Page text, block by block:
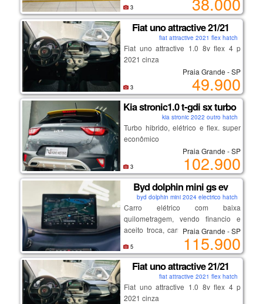
- aproveitando cada viagem com
conforto e tecnologia de ponta.
*atenção!*: o land rover evoque se
2.0 diesel 2018 é um suv altamente
desejado e não ficará disponível por
muito tempo. se você está pronto
para elevar sua experiência ao
volante, essa é a sua chance!
📩 *entre em contato agora mesmo!*
venha conhecer pessoalmente este
incrível land rover evoque e
descubra como ele pode
transformar suas viagens em
momentos extraordinários. não
deixe essa oportunidade escapar,
porque as melhores experiências
estão a um giro de chave de
distância!
🌟 *land rover evoque se 2.0 diesel
2018 – o suv que combina
sofisticação e aventura!* 🌟
lataria.
• não aceito troca nem
financiamento — somente à vista
• transferência por conta do
• dívida de documento será quitada
pelo anunciante
interessados, chamar no whatsapp
(13)982103730 nayla.
3
Fiat uno attractive 21/21
fiat attractive 2021 flex hatch
Fiat uno attractive 1.0 8v flex 4 p
2021 cinza
Praia Grande - SP
49.900
3
Kia stronic1.0 t-gdi sx turbo
kia stronic 2022 outro hatch
Turbo hibrido, elétrico e flex. super
econômico
Praia Grande - SP
102.900
3
Byd dolphin mini gs ev
byd dolphin mini 2024 electrico hatch
Carro elétrico com baixa
quilometragem, vendo financio e
aceito troca, carro com garantia de
Praia Grande - SP
115.900
5
Fiat uno attractive 21/21
fiat attractive 2021 flex hatch
Fiat uno attractive 1.0 8v flex 4 p
2021 cinza